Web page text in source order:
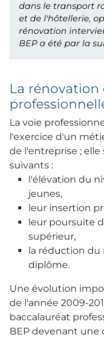
dans le transport
et de l'hôtellerie,
rénovation
BEP a été par la
La rénovation
La voie
l'exercice d'un
de l'entreprise ;
suivants :
l'élévation du
jeunes,
leur insertion
leur poursuite
supérieur,
la réduction du
diplôme.
Une évolution
de l'année 2009-
baccalauréat
BEP devenant une